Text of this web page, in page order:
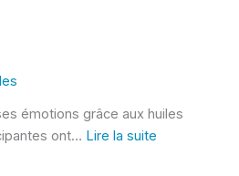
émotions grâce aux huiles
ont… Lire la suite